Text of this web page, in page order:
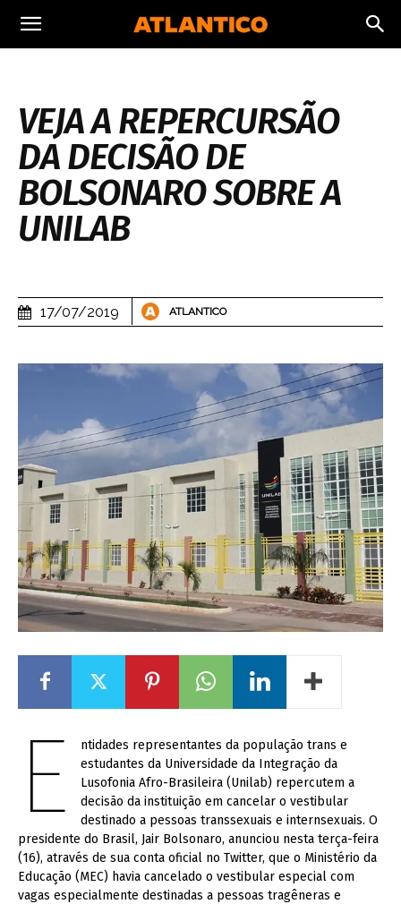
VEJA A REPERCURSÃO
DA DECISÃO DE
BOLSONARO SOBRE A
UNILAB
17/07/2019 ATLANTICO
E
ntidades representantes da população trans e
estudantes da Universidade da Integração da
Lusofonia Afro-Brasileira (Unilab) repercutem a
decisão da instituição em cancelar o vestibular
destinado a pessoas transsexuais e internsexuais. O
presidente do Brasil, Jair Bolsonaro, anunciou nesta terça-feira
(16), através de sua conta oficial no Twitter, que o Ministério da
Educação (MEC) havia cancelado o vestibular especial com
vagas especialmente destinadas a pessoas tragêneras e